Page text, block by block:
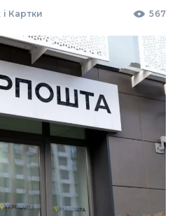
і Картки 567